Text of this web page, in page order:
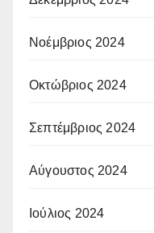
Νοέμβριος 2024
Οκτώβριος 2024
Σεπτέμβριος 2024
Αύγουστος 2024
Ιούλιος 2024